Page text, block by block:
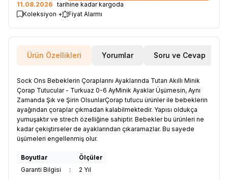
11.08.2026 tarihine kadar kargoda
Koleksiyon +
Fiyat Alarmı
Ürün Özellikleri Yorumlar Soru ve Cevap
Sock Ons Bebeklerin Çoraplarını Ayaklarında Tutan Akıllı Minik
Çorap Tutucular - Turkuaz 0-6 AyMinik Ayaklar Üşümesin, Aynı
Zamanda Şık ve Şirin OlsunlarÇorap tutucu ürünler ile bebeklerin
ayağından çoraplar çıkmadan kalabilmektedir. Yapısı oldukça
yumuşaktır ve strech özelliğine sahiptir. Bebekler bu ürünleri ne
kadar çekiştirseler de ayaklarından çıkaramazlar. Bu sayede
üşümeleri engellenmiş olur.
Boyutlar
Ölçüler
Garanti Bilgisi
: 2 Yıl